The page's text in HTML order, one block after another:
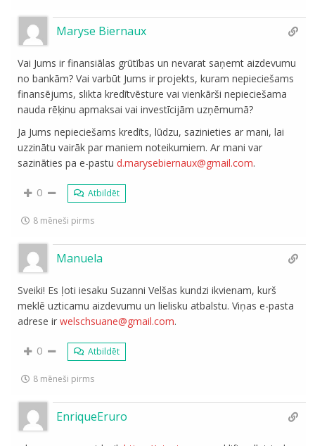
Maryse Biernaux
Vai Jums ir finansiālas grūtības un nevarat saņemt aizdevumu
no bankām? Vai varbūt Jums ir projekts, kuram nepieciešams
finansējums, slikta kredītvēsture vai vienkārši nepieciešama
nauda rēķinu apmaksai vai investīcijām uzņēmumā?
Ja Jums nepieciešams kredīts, lūdzu, sazinieties ar mani, lai
uzzinātu vairāk par maniem noteikumiem. Ar mani var
sazināties pa e-pastud.marysebiernaux@gmail.com.
0 Atbildēt
8 mēneši pirms
Manuela
Sveiki! Es ļoti iesaku Suzanni Velšas kundzi ikvienam, kurš
meklē uzticamu aizdevumu un lielisku atbalstu. Viņas e-pasta
adrese irwelschsuane@gmail.com.
0 Atbildēt
8 mēneši pirms
EnriqueEruro